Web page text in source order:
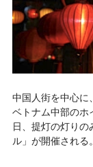
中国人街を中心に
ベトナム中部のホ
日、提灯の灯り
ル」が開催される。